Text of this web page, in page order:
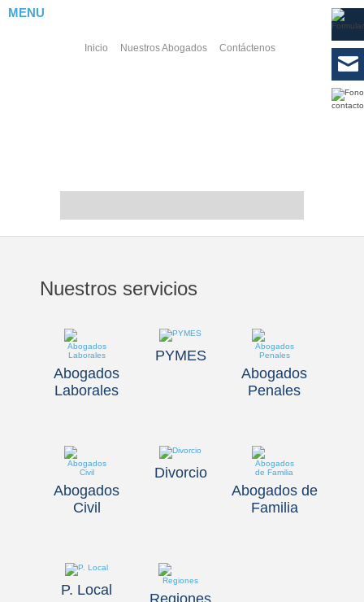
Inicio Nuestros Abogados Contáctenos
Abogados
Abogados
Abogados
MENU
Nuestros servicios
Abogados
Laborales
PYMES
Abogados
Penales
Abogados
Civil
Divorcio
Abogados de
Familia
P. Local
Regiones